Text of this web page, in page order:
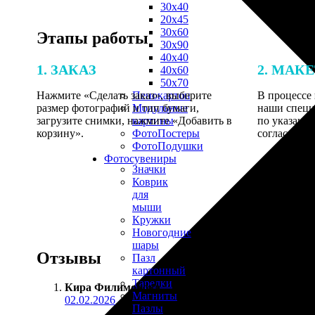
30х40
20х45
30х60
30х90
40х40
40х60
50х70
Пенокартон
Модульные
картины
ФотоПостеры
ФотоПодушки
Фотоcувениры
Значки
Коврик
для
мыши
Кружки
Новогодние
шары
Пазл
картонный
Тарелки
Магниты
Пазлы
Этапы работы
1. ЗАКАЗ
Нажмите «Сделать заказ», выберите
размер фотографий и тип бумаги,
загрузите снимки, нажмите «Добавить в
корзину».
2.
В процессе
наши
по
Отзывы
Кира Филимонова :
02.02.2026